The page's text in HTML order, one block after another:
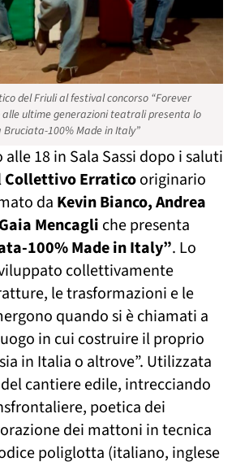
del Friuli al festival concorso “Forever
alle ultime generazioni teatrali presenta lo
100% Made in Italy”
alle 18 in Sala Sassi dopo i saluti
Collettivo Erraticooriginario
da Kevin Bianco, Andrea
Mencagli che presenta
100% Made in Italy”. Lo
collettivamente
le trasformazioni e le
quando si è chiamati a
in cui costruire il proprio
in Italia o altrove”. Utilizzata
cantiere edile, intrecciando
poetica dei
dei mattoni in tecnica
poliglotta (italiano, inglese